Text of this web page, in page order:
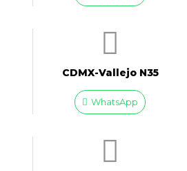
CDMX-Vallejo N35
WhatsApp